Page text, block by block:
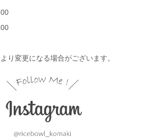
愛いフルーツ柄平鉢新入荷しました♪
お茶にどうぞ！しのぎの湯飲み再入
ホヤです★
り変更になる場合がございます。